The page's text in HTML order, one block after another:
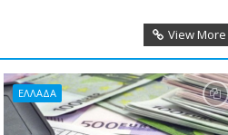
View More
ΕΛΛΑΔΑ